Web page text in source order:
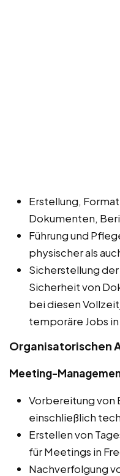
Erstellung,
Dokumenten,
Führung und
physischer als
Sicherstellung
Sicherheit von
bei diesen
temporäre Jobs
Organisatorischen
Meeting-
Vorbereitung von
einschließlich
Erstellen von
für Meetings in
Nachverfolgung